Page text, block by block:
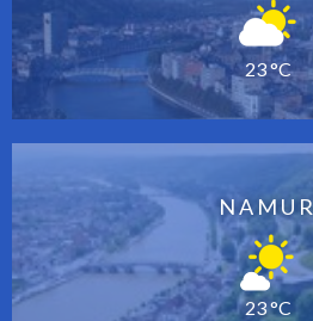
23 °C
NAMUR
23 °C